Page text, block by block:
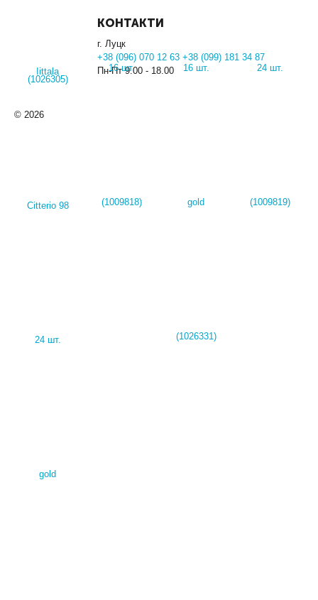
КОНТАКТИ
г. Луцк
+38 (096) 070 12 63 +38 (099) 181 34 87
Пн-Пт 9.00 - 18.00
© 2026